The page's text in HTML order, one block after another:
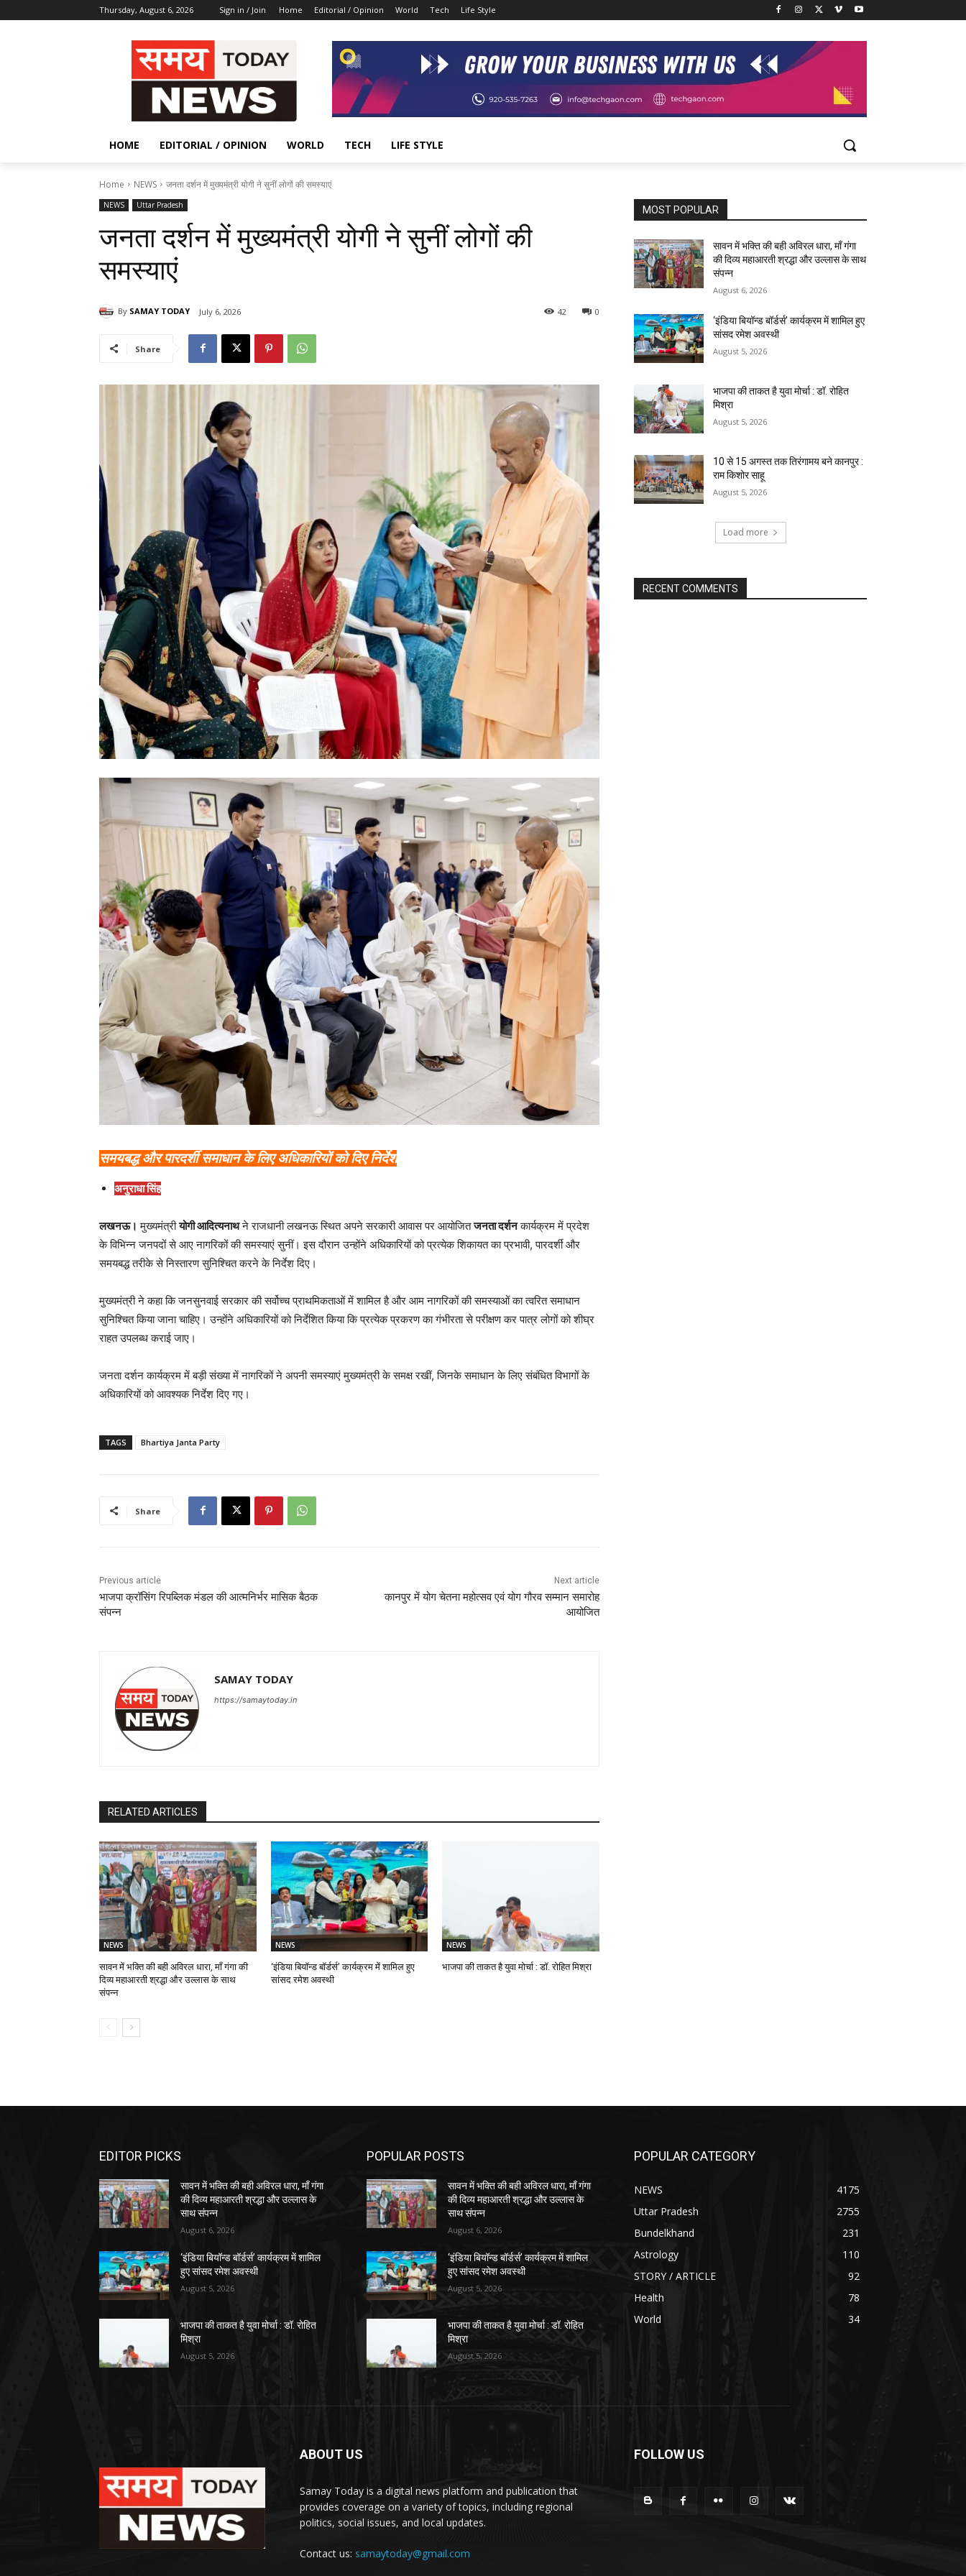
Thursday, August 6, 2026 Sign in / Join Home Editorial / Opinion World Tech Life Style
HOME EDITORIAL / OPINION WORLD TECH LIFE STYLE
Home NEWS जनता दर्शन में मुख्यमंत्री योगी ने सुनीं लोगों की समस्याएं
NEWS Uttar Pradesh
जनता दर्शन में मुख्यमंत्री योगी ने सुनीं लोगों की
समस्याएं
By SAMAY TODAY July 6, 2026 0
42
Share
समयबद्ध और पारदर्शी समाधान के लिए अधिकारियों को दिए निर्देश
अनुराधा सिंह
लखनऊ। मुख्यमंत्रीयोगी आदित्यनाथने राजधानी लखनऊ स्थित अपने सरकारी आवास पर आयोजितजनता दर्शनकार्यक्रम में प्रदेश
के विभिन्न जनपदों से आए नागरिकों की समस्याएं सुनीं। इस दौरान उन्होंने अधिकारियों को प्रत्येक शिकायत का प्रभावी, पारदर्शी और
समयबद्ध तरीके से निस्तारण सुनिश्चित करने के निर्देश दिए।
मुख्यमंत्री ने कहा कि जनसुनवाई सरकार की सर्वोच्च प्राथमिकताओं में शामिल है और आम नागरिकों की समस्याओं का त्वरित समाधान
सुनिश्चित किया जाना चाहिए। उन्होंने अधिकारियों को निर्देशित किया कि प्रत्येक प्रकरण का गंभीरता से परीक्षण कर पात्र लोगों को शीघ्र
राहत उपलब्ध कराई जाए।
जनता दर्शन कार्यक्रम में बड़ी संख्या में नागरिकों ने अपनी समस्याएं मुख्यमंत्री के समक्ष रखीं, जिनके समाधान के लिए संबंधित विभागों के
अधिकारियों को आवश्यक निर्देश दिए गए।
TAGS Bhartiya Janta Party
Share
Previous article
भाजपा क्रॉसिंग रिपब्लिक मंडल की आत्मनिर्भर मासिक बैठक
संपन्न
Next article
कानपुर में योग चेतना महोत्सव एवं योग गौरव सम्मान समारोह
आयोजित
SAMAY TODAY
https://samaytoday.in
RELATED ARTICLES
NEWS
सावन में भक्ति की बही अविरल धारा, माँ गंगा की
दिव्य महाआरती श्रद्धा और उल्लास के साथ
संपन्न
NEWS
‘इंडिया बियॉन्ड बॉर्डर्स’ कार्यक्रम में शामिल हुए
सांसद रमेश अवस्थी
NEWS
भाजपा की ताकत है युवा मोर्चा : डॉ. रोहित मिश्रा
MOST POPULAR
सावन में भक्ति की बही अविरल धारा, माँ गंगा
की दिव्य महाआरती श्रद्धा और उल्लास के साथ
संपन्न
August 6, 2026
‘इंडिया बियॉन्ड बॉर्डर्स’ कार्यक्रम में शामिल हुए
सांसद रमेश अवस्थी
August 5, 2026
भाजपा की ताकत है युवा मोर्चा : डॉ. रोहित
मिश्रा
August 5, 2026
10 से 15 अगस्त तक तिरंगामय बने कानपुर :
राम किशोर साहू
August 5, 2026
Load more
RECENT COMMENTS
EDITOR PICKS
सावन में भक्ति की बही अविरल धारा, माँ गंगा
की दिव्य महाआरती श्रद्धा और उल्लास के
साथ संपन्न
August 6, 2026
‘इंडिया बियॉन्ड बॉर्डर्स’ कार्यक्रम में शामिल
हुए सांसद रमेश अवस्थी
August 5, 2026
भाजपा की ताकत है युवा मोर्चा : डॉ. रोहित
मिश्रा
August 5, 2026
POPULAR POSTS
सावन में भक्ति की बही अविरल धारा, माँ गंगा
की दिव्य महाआरती श्रद्धा और उल्लास के
साथ संपन्न
August 6, 2026
‘इंडिया बियॉन्ड बॉर्डर्स’ कार्यक्रम में शामिल
हुए सांसद रमेश अवस्थी
August 5, 2026
भाजपा की ताकत है युवा मोर्चा : डॉ. रोहित
मिश्रा
August 5, 2026
POPULAR CATEGORY
NEWS
4175
Uttar Pradesh
2755
Bundelkhand
231
Astrology
110
STORY / ARTICLE
92
Health
78
World
34
ABOUT US
Samay Today is a digital news platform and publication that
provides coverage on a variety of topics, including regional
politics, social issues, and local updates.
Contact us: samaytoday@gmail.com
FOLLOW US